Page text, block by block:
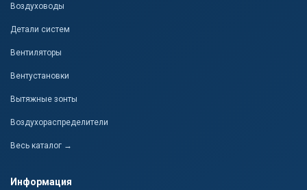
Воздуховоды
Детали систем
Вентиляторы
Вентустановки
Вытяжные зонты
Воздухораспределители
Весь каталог →
Информация